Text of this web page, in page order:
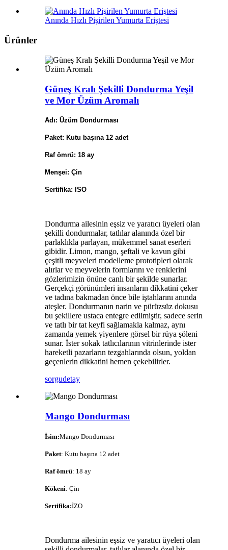
Anında Hızlı Pişirilen Yumurta Eriştesi
Ürünler
Güneş Kralı Şekilli Dondurma Yeşil
ve Mor Üzüm Aromalı
Adı: Üzüm Dondurması
Paket: Kutu başına 12 adet
Raf ömrü: 18 ay
Menşei: Çin
Sertifika: ISO
Dondurma ailesinin eşsiz ve yaratıcı üyeleri olan
şekilli dondurmalar, tatlılar alanında özel bir
parlaklıkla parlayan, mükemmel sanat eserleri
gibidir. Limon, mango, şeftali ve kavun gibi
çeşitli meyveleri modelleme prototipleri olarak
alırlar ve meyvelerin formlarını ve renklerini
gözlerimizin önüne canlı bir şekilde sunarlar.
Gerçekçi görünümleri insanların dikkatini çeker
ve tadına bakmadan önce bile iştahlarını anında
ateşler. Dondurmanın narin ve pürüzsüz dokusu
bu şekillere ustaca entegre edilmiştir, sadece serin
ve tatlı bir tat keyfi sağlamakla kalmaz, aynı
zamanda yemek yiyenlere görsel bir rüya şöleni
sunar. İster sokak tatlıcılarının vitrinlerinde ister
hareketli pazarların tezgahlarında olsun, yoldan
geçenlerin dikkatini hemen çekebilirler.
sorgudetay
Mango Dondurması
İsim:Mango Dondurması
Paket: Kutu başına 12 adet
Raf ömrü: 18 ay
Kökeni: Çin
Sertifika:İZO
Dondurma ailesinin eşsiz ve yaratıcı üyeleri olan